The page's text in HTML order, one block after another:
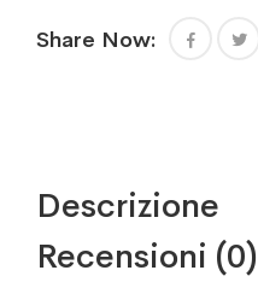
Share Now:
Descrizione
Recensioni (0)